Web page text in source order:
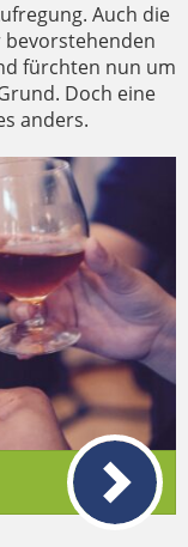
Auch die
bevorstehenden
fürchten nun um
Doch eine
anders.